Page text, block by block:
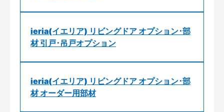
ieria(イエリア) リビングドア オプション･部
材 引戸･吊戸オプション
ieria(イエリア) リビングドア オプション･部
材 オーダー用部材